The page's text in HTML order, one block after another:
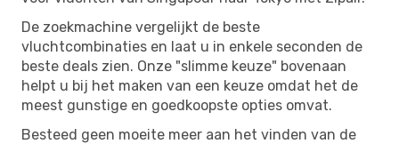
De zoekmachine vergelijkt de beste
vluchtcombinaties en laat u in enkele seconden de
beste deals zien. Onze "slimme keuze" bovenaan
helpt u bij het maken van een keuze omdat het de
meest gunstige en goedkoopste opties omvat.
Besteed geen moeite meer aan het vinden van de